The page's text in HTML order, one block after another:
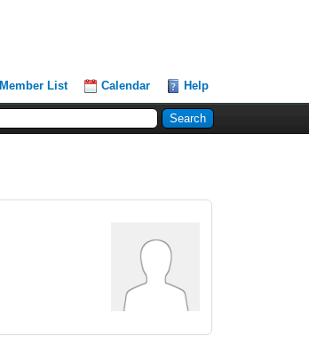
Member List Calendar Help